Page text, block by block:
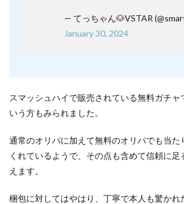
— てっちゃん🐶VSTAR
January 30, 2024
スマッシュハイで販売されている無料ガチャ
いう方もみられました。
通常のオリパに加えて無料のオリパでも当た
くれているようで、その点も含めて信頼に
えます。
梱包に対してはやはり、丁寧で本人も驚かれ